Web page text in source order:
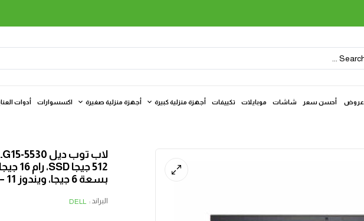
عروض أحسن سعر شاشات موبايلات تكييفات أجهزة منزلية كبيرة أجهزة منزلية صغيرة اكسسوارات أدوات
بسعة 6 جيجا، ويندوز 11 – رمادي
البراند : DELL